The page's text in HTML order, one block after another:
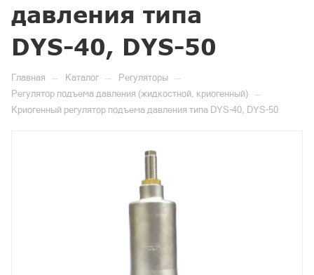
давления типа
DYS-40, DYS-50
Главная — Каталог — Регуляторы —
Регулятор подъема давления (жидкостной, криогенный) —
Криогенный регулятор подъема давления типа DYS-40, DYS-50